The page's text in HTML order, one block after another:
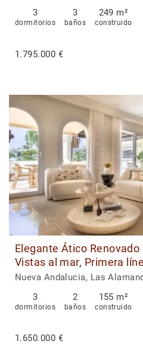
3
dormitorios
3
baños
249 m²
construido
1.795.000 €
Elegante Ático
Vistas al mar, Primera
Intemporal
Nueva Andalucia, Las
3
dormitorios
2
baños
155 m²
construido
1.650.000 €